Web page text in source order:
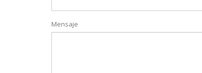
Mensaje